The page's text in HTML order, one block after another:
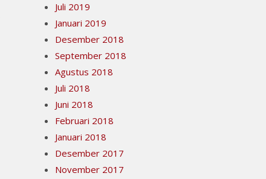
Juli 2019
Januari 2019
Desember 2018
September 2018
Agustus 2018
Juli 2018
Juni 2018
Februari 2018
Januari 2018
Desember 2017
November 2017